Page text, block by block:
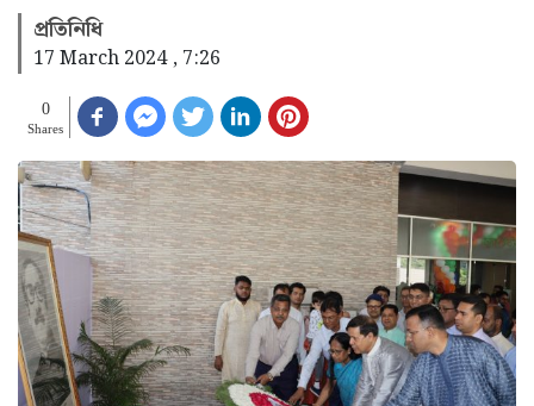
প্রতিনিধি
17 March 2024 , 7:26
0
Shares